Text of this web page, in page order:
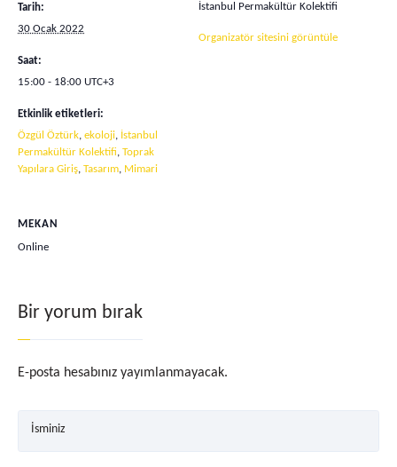
Tarih:
30 Ocak 2022
Saat:
15:00 - 18:00 UTC+3
Etkinlik etiketleri:
Özgül Öztürk, ekoloji, İstanbul
Permakültür Kolektifi, Toprak
Yapılara Giriş, Tasarım, Mimari
İstanbul Permakültür Kolektifi
Organizatör sitesini görüntüle
MEKAN
Online
Bir yorum bırak
E-posta hesabınız yayımlanmayacak.
İsminiz